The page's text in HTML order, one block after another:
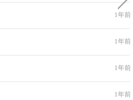
1年前
1年前
1年前
1年前